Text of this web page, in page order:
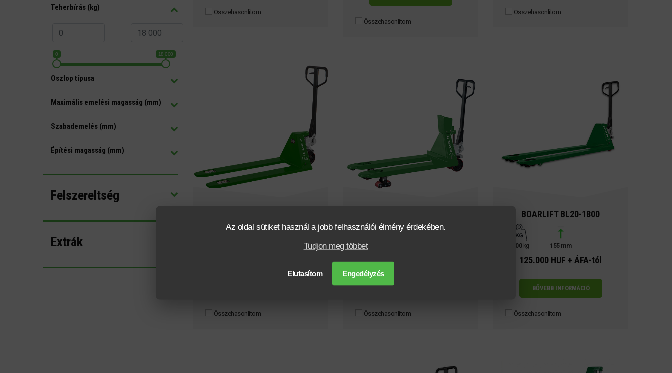
Az oldal sütiket használ a jobb felhasználói élmény érdekében.
Tudjon meg többet
Elutasítom Engedélyzés
Teherbírás (kg)
0 18 000
Oszlop típusa
Maximális emelési magasság (mm)
Szabademelés (mm)
Építési magasság (mm)
Felszereltség
Extrák
Összehasonlítom
Összehasonlítom
Összehasonlítom
Összehasonlítom
2500
249.000 HUF + ÁFA-tól
BŐVEBB INFORMÁCIÓ
Összehasonlítom
BOARLIFT BL20-1800
2000kg 155 mm
125.000 HUF + ÁFA-tól
BŐVEBB INFORMÁCIÓ
Összehasonlítom